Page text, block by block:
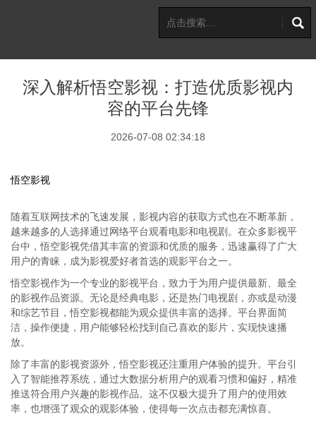
深入解析悟空影视：打造优质影视内
容的平台先锋
2026-07-08 02:34:18
悟空影视
随着互联网技术的飞速发展，影视内容的获取方式也在不断革新，
越来越多的人选择通过网络平台观看电影和电视剧。在众多影视平
台中，悟空影视凭借其丰富的资源和优质的服务，迅速赢得了广大
用户的青睐，成为影视爱好者首选的观影平台之一。
悟空影视作为一个专业的影视平台，致力于为用户提供最新、最全
的影视作品资源。无论是经典电影，还是热门电视剧，亦或是动漫
和综艺节目，悟空影视都能为观众提供丰富的选择。平台界面简
洁，操作便捷，用户能够轻松找到自己喜欢的影片，实现快速播
放。
除了丰富的影视资源外，悟空影视还注重用户体验的提升。平台引
入了智能推荐系统，通过大数据分析用户的观看习惯和偏好，精准
推送符合用户兴趣的影视作品。这不仅极大提升了用户的使用效
率，也增强了观众的观影体验，使得每一次点击都充满惊喜。